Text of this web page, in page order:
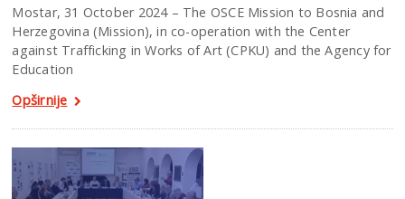
Mostar, 31 October 2024 – The OSCE Mission to Bosnia and
Herzegovina (Mission), in co-operation with the Center
against Trafficking in Works of Art (CPKU) and the Agency for
Education
Opširnije